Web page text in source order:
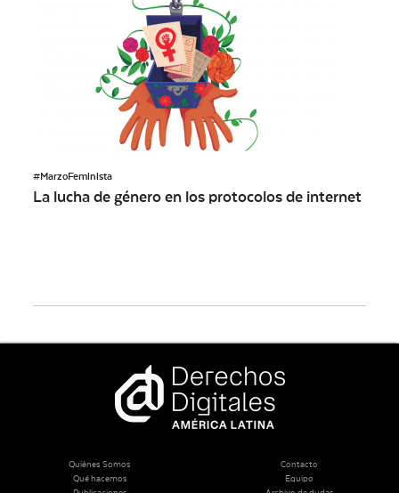
#MarzoFeminista
La lucha de género en los protocolos de internet
Quiénes Somos
Qué hacemos
Contacto
Equipo